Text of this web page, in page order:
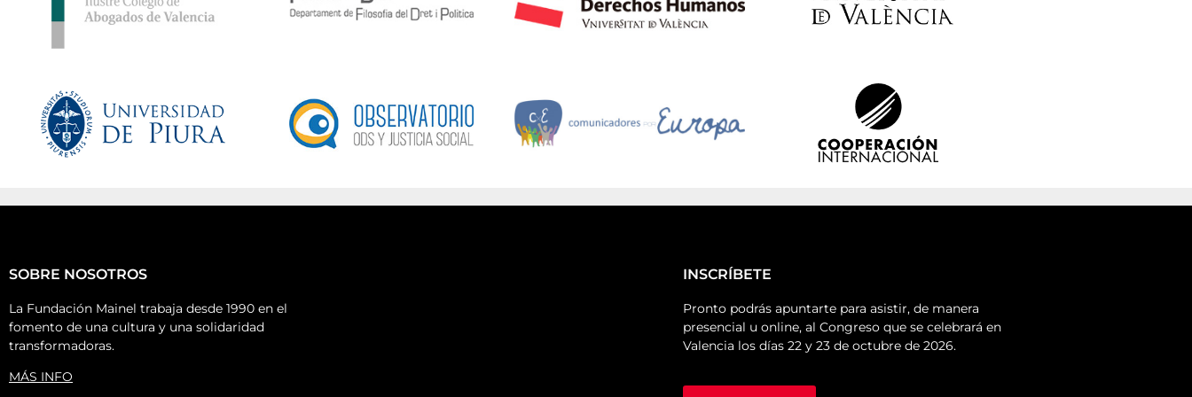
SOBRE NOSOTROS
La Fundación Mainel trabaja desde 1990 en el
fomento de una cultura y una solidaridad
transformadoras.
MÁS INFO
INSCRÍBETE
Pronto podrás apuntarte para asistir, de manera
presencial u online, al Congreso que se celebrará en
Valencia los días 22 y 23 de octubre de 2026.